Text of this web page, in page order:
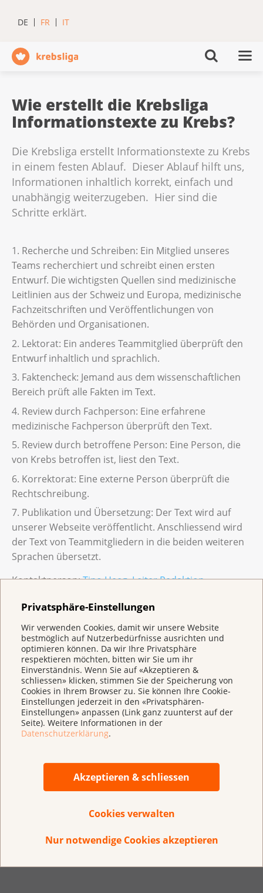
Privatsphäre-Einstellungen
Wir verwenden Cookies, damit wir unsere Website
bestmöglich auf Nutzerbedürfnisse ausrichten und
optimieren können. Da wir Ihre Privatsphäre
respektieren möchten, bitten wir Sie um ihr
Einverständnis. Wenn Sie auf «Akzeptieren &
schliessen» klicken, stimmen Sie der Speicherung von
Cookies in Ihrem Browser zu. Sie können Ihre Cookie-
Einstellungen jederzeit in den «Privatsphären-
Einstellungen» anpassen (Link ganz zuunterst auf der
Seite). Weitere Informationen in der
Datenschutzerklärung.
Akzeptieren & schliessen
Cookies verwalten
Nur notwendige Cookies akzeptieren
DE FR IT
Wie erstellt die Krebsliga
Informationstexte zu Krebs?
Die Krebsliga erstellt Informationstexte zu Krebs
in einem festen Ablauf. Dieser Ablauf hilft uns,
Informationen inhaltlich korrekt, einfach und
unabhängig weiterzugeben. Hier sind die
Schritte erklärt.
1. Recherche und Schreiben: Ein Mitglied unseres
Teams recherchiert und schreibt einen ersten
Entwurf. Die wichtigsten Quellen sind medizinische
Leitlinien aus der Schweiz und Europa, medizinische
Fachzeitschriften und Veröffentlichungen von
Behörden und Organisationen.
2. Lektorat: Ein anderes Teammitglied überprüft den
Entwurf inhaltlich und sprachlich.
3. Faktencheck: Jemand aus dem wissenschaftlichen
Bereich prüft alle Fakten im Text.
4. Review durch Fachperson: Eine erfahrene
medizinische Fachperson überprüft den Text.
5. Review durch betroffene Person: Eine Person, die
von Krebs betroffen ist, liest den Text.
6. Korrektorat: Eine externe Person überprüft die
Rechtschreibung.
7. Publikation und Übersetzung: Der Text wird auf
unserer Webseite veröffentlicht. Anschliessend wird
der Text von Teammitgliedern in die beiden weiteren
Sprachen übersetzt.
Kontaktperson:Tino Heeg, Leiter Redaktion
Aktualisiert im April 2024.